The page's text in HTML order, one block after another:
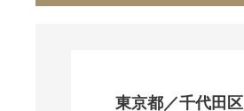
東京都／千代田区